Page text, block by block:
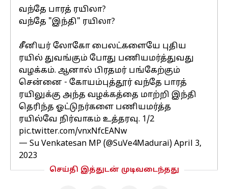
வந்தே பாரத் ரயிலா?
வந்தே "இந்தி" ரயிலா?
சீனியர் லோகோ பைலட்களையே புதிய
ரயில் துவங்கும் போது பணியமர்த்துவது
வழக்கம். ஆனால் பிரதமர் பங்கேற்கும்
சென்னை - கோயம்புத்தூர் வந்தே பாரத்
ரயிலுக்கு அந்த வழக்கத்தை மாற்றி இந்தி
தெரிந்த ஓட்டுநர்களை பணியமர்த்த
ரயில்வே நிர்வாகம் உத்தரவு. 1/2
pic.twitter.com/vnxNfcEANw
— Su Venkatesan MP (@SuVe4Madurai) April 3,
2023
செய்தி இத்துடன் முடிவடைந்தது